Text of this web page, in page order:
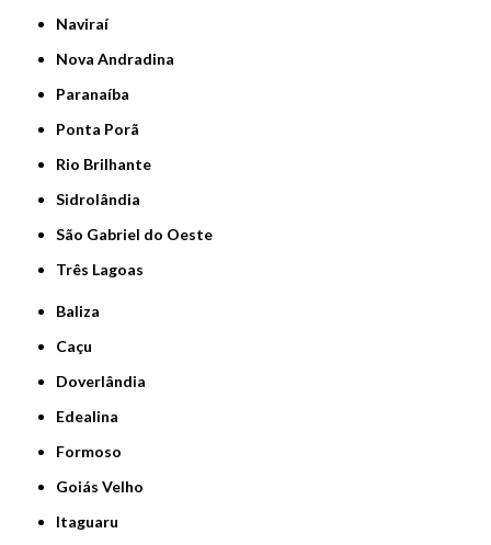
Naviraí
Nova Andradina
Paranaíba
Ponta Porã
Rio Brilhante
Sidrolândia
São Gabriel do Oeste
Três Lagoas
Baliza
Caçu
Doverlândia
Edealina
Formoso
Goiás Velho
Itaguaru